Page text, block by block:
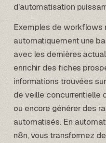
d'automatisation
Exemples de workflows
automatiquement une
avec les dernières
enrichir des fiches
informations trouvées
de veille concurrentielle
ou encore générer des
automatisés. En
n8n, vous transformez